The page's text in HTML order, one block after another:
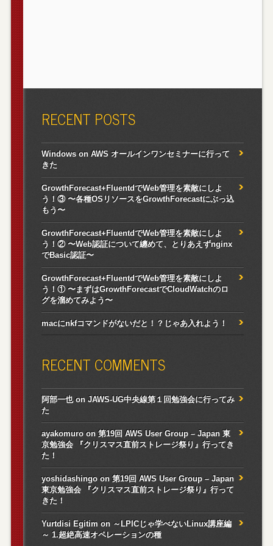
RECENT POSTS
Windows on AWS オールインワンセミナーに行って
きた
GrowthForecast+FluentdでWeb管理を素敵にしよ
う！③ 〜各種OSリソースをGrowthForecastにぶっ込
もう〜
GrowthForecast+FluentdでWeb管理を素敵にしよ
う！② 〜Web認証について纏めて、とりあえずnginx
でBasic認証〜
GrowthForecast+FluentdでWeb管理を素敵にしよ
う！① 〜まずはGrowthForecastでCloudWatchのロ
グを溜めてみよう〜
macにnkfコマンドがないだと！？じゃあ入れよう！
RECENT COMMENTS
阿部一也onJAWS-UG中央線第１回勉強会に行ってみ
た
ayakomuroon第19回 AWS User Group – Japan 東
京勉強会 『クリスマス直前ストレージ祭り』行ってき
た！
yoshidashingoon第19回 AWS User Group – Japan
東京勉強会 『クリスマス直前ストレージ祭り』行って
きた！
Yurtdisi Egitim on ～LPICじゃ学べないLinux講座編
～ 1.超絶高速オペレーションの種